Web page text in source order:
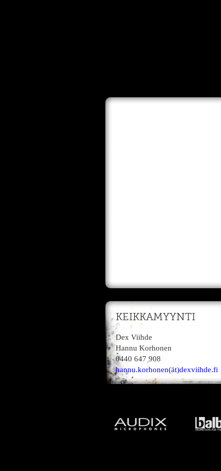
KEIKKAMYYNTI
Dex Viihde
Hannu Korhonen
0440 647 908
hannu.korhonen(ät)dexviihde.fi